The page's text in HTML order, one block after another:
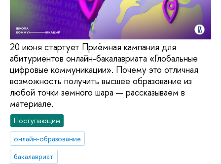
20 июня стартует Приёмная кампания для
абитуриентов онлайн-бакалавриата «Глобальные
цифровые коммуникации». Почему это отличная
возможность получить высшее образование из
любой точки земного шара — рассказываем в
материале.
Поступающим
онлайн-образование
бакалавриат